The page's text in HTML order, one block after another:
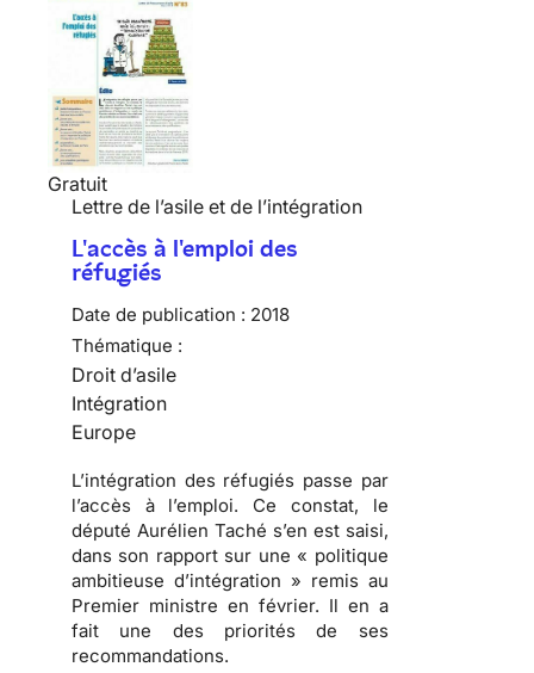
Gratuit
Lettre de l’asile et de l’intégration
L'accès à l'emploi des
réfugiés
Date de publication : 2018
Thématique :
Droit d’asile
Intégration
Europe
L’intégration des réfugiés passe par
l’accès à l’emploi. Ce constat, le
député Aurélien Taché s’en est saisi,
dans son rapport sur une « politique
ambitieuse d’intégration » remis au
Premier ministre en février. Il en a
fait une des priorités de ses
recommandations.